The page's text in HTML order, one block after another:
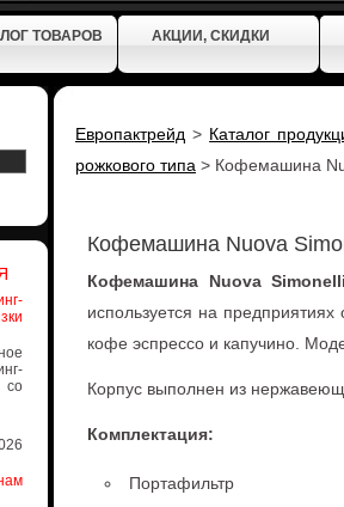
ТОВАРОВ АКЦИИ, СКИДКИ
со
Европактрейд > Каталог
рожкового типа > Кофемашина
Кофемашина Nuova
Кофемашина Nuova
используется на
кофе эспрессо и капучино.
Корпус выполнен из
Комплектация:
Портафильтр